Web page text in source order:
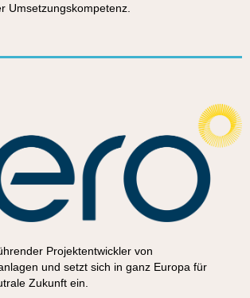
Umsetzungskompetenz.
Projektentwickler von
und setzt sich in ganz Europa für
Zukunft ein.